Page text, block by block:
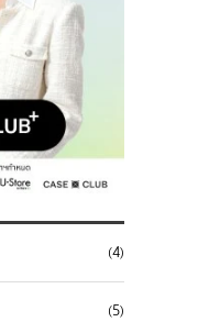
(4)
(5)